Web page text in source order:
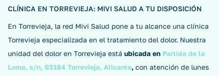
CLÍNICA EN TORREVIEJA: MIVI SALUD A TU DISPOSICIÓN
En Torrevieja, la red Mivi Salud pone a tu alcance una clínica
Torrevieja especializada en el tratamiento del dolor. Nuestra
unidad del dolor en Torrevieja está ubicada en Partida de la
Loma, s/n, 03184 Torrevieja, Alicante, con atención de lunes